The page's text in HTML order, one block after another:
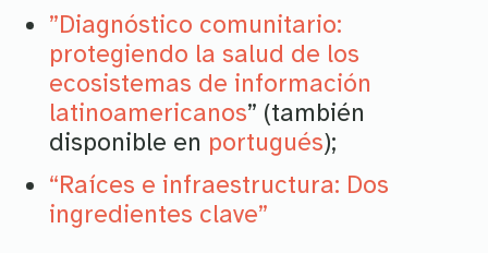
”Diagnóstico comunitario:
protegiendo la salud de los
ecosistemas de información
latinoamericanos” (también
disponible en portugués);
“Raíces e infraestructura: Dos
ingredientes clave”